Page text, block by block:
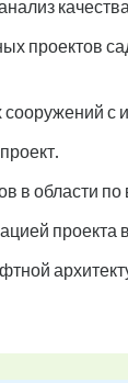
проектов
с
в области
проекта